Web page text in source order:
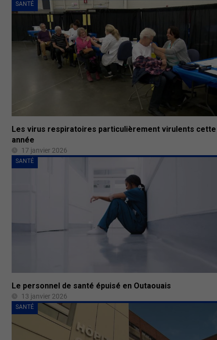
SANTÉ
Les virus respiratoires particulièrement virulents cette
année
17 janvier 2026
SANTÉ
Le personnel de santé épuisé en Outaouais
13 janvier 2026
SANTÉ